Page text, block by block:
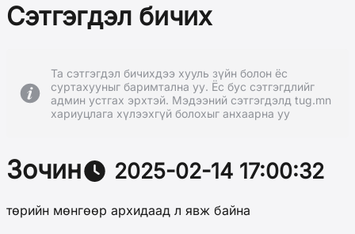
Сэтгэгдэл бичих
Та сэтгэгдэл бичихдээ хууль зүйн болон ёс
суртахууныг баримтална уу. Ёс бус сэтгэгдлийг
админ устгах эрхтэй. Мэдээний сэтгэгдэлд tug.mn
хариуцлага хүлээхгүй болохыг анхаарна уу
Зочин 2025-02-14 17:00:32
төрийн мөнгөөр архидаад л явж байна